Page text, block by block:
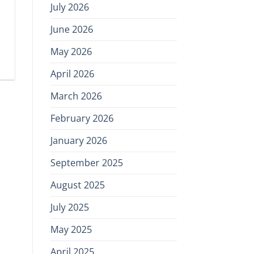
July 2026
June 2026
May 2026
April 2026
March 2026
February 2026
January 2026
September 2025
August 2025
July 2025
May 2025